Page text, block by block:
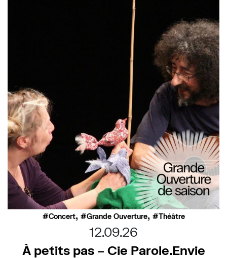
Concert, Grande Ouverture, Théâtre
12.09.26
À petits pas – Cie Parole.Envie